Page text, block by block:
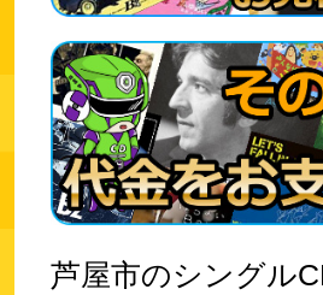
芦屋市のシングル